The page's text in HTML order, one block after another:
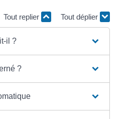
Tout replier Tout déplier
il ?
?